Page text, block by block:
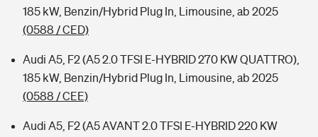
185 kW, Benzin/Hybrid Plug In, Limousine, ab 2025
(0588 / CED)
Audi A5, F2 (A5 2.0 TFSI E-HYBRID 270 KW QUATTRO),
185 kW, Benzin/Hybrid Plug In, Limousine, ab 2025
(0588 / CEE)
Audi A5, F2 (A5 AVANT 2.0 TFSI E-HYBRID 220 KW